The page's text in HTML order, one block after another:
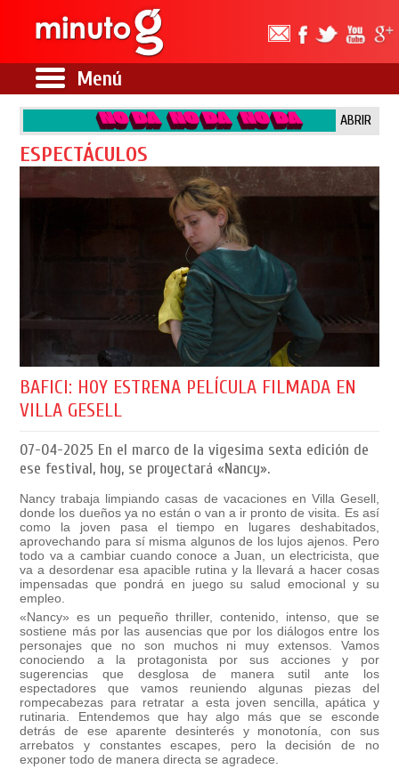
Menú
ABRIR
ESPECTÁCULOS
BAFICI: HOY ESTRENA PELÍCULA FILMADA EN
VILLA GESELL
07-04-2025 En el marco de la vigesima sexta edición de
ese festival, hoy, se proyectará «Nancy».
Nancy trabaja limpiando casas de vacaciones en Villa Gesell,
donde los dueños ya no están o van a ir pronto de visita. Es así
como la joven pasa el tiempo en lugares deshabitados,
aprovechando para sí misma algunos de los lujos ajenos. Pero
todo va a cambiar cuando conoce a Juan, un electricista, que
va a desordenar esa apacible rutina y la llevará a hacer cosas
impensadas que pondrá en juego su salud emocional y su
empleo.
«Nancy» es un pequeño thriller, contenido, intenso, que se
sostiene más por las ausencias que por los diálogos entre los
personajes que no son muchos ni muy extensos.
Vamos
conociendo a la protagonista por sus acciones y por
sugerencias que desglosa de manera sutil ante los
espectadores que vamos reuniendo algunas piezas del
rompecabezas para retratar a esta joven sencilla, apática y
rutinaria. Entendemos que hay algo más que se esconde
detrás de ese aparente desinterés y monotonía, con sus
arrebatos y constantes escapes, pero la decisión de no
exponer todo de manera directa se agradece.